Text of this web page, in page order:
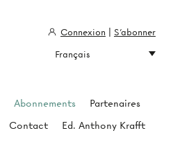
Abonnements
Partenaires
Contact Ed. Anthony Krafft
Connexion
S'abonner
Français